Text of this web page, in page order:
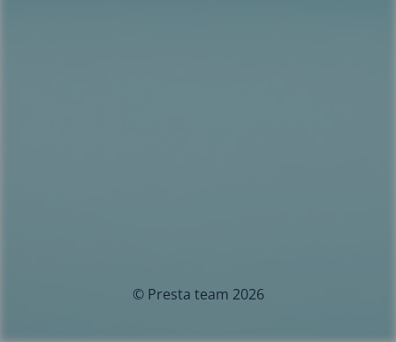
© Presta team 2026